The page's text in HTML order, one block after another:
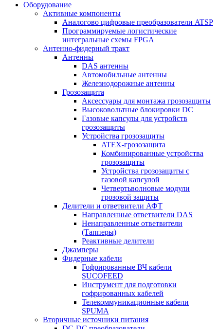
Оборудование
Активные компоненты
Аналогово цифровые преобразователи ATSP
Программируемые логистические
интегральные схемы FPGA
Антенно-фидерный тракт
Антенны
DAS антенны
Автомобильные антенны
Железнодорожные антенны
Грозозащита
Аксессуары для монтажа грозозащиты
Высоковольтные блокировки DC
Газовые капсулы для устройств
грозозащиты
Устройства грозозащиты
ATEX-грозозащита
Комбинированные устройства
грозозащиты
Устройства грозозащиты с
газовой капсулой
Четвертьволновые модули
грозовой защиты
Делители и ответвители АФТ
Направленные ответвители DAS
Ненаправленные ответвители
(Тапперы)
Реактивные делители
Джамперы
Фидерные кабели
Гофрированные ВЧ кабели
SUCOFEED
Инструмент для подготовки
гофрированных кабелей
Телекоммуникационные кабели
SPUMA
Вторичные источники питания